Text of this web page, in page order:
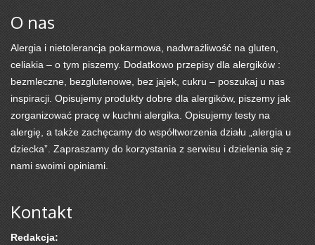
O nas
Alergia i nietolerancja pokarmowa, nadwrażliwość na gluten,
celiakia – o tym piszemy. Dodatkowo przepisy dla alergików :
bezmleczne, bezglutenowe, bez jajek, cukru – poszukaj u nas
inspiracji. Opisujemy produkty dobre dla alergików, piszemy jak
zorganizować pracę w kuchni alergika. Opisujemy testy na
alergię, a także zachęcamy do współtworzenia działu „alergia u
dziecka”. Zapraszamy do korzystania z serwisu i dzielenia się z
nami swoimi opiniami.
Kontakt
Redakcja: